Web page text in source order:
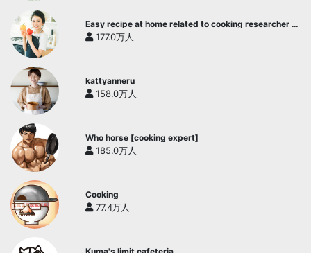
Easy recipe at home related to cooking researcher /
Yukari's Kitchen
177.0万人
kattyanneru
158.0万人
Who horse [cooking expert]
185.0万人
Cooking
77.4万人